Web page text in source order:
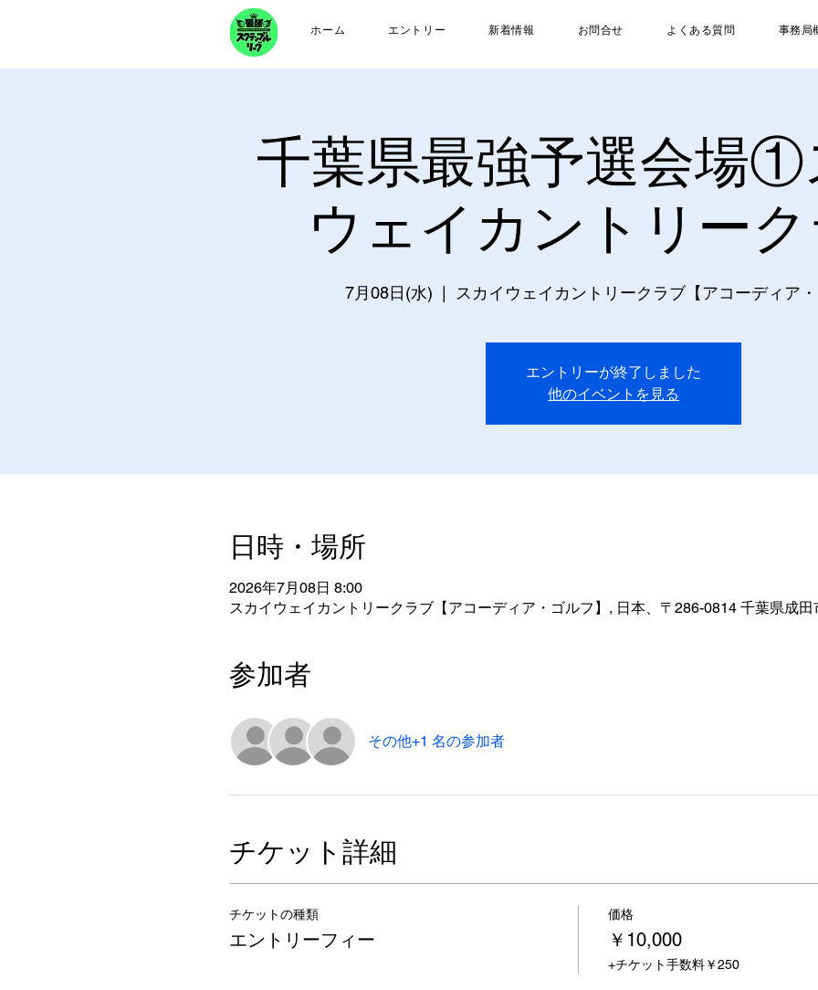
ホーム エントリー 新着情報 お問合せ よくある質問 事務局
千葉県最強予選会場①
ウェイカントリー
7月08日(水) スカイウェイカントリークラブ【アコーディア
エントリーが終了しました
他のイベントを見る
日時・場所
2026年7月08日 8:00
スカイウェイカントリークラブ【アコーディア・ゴルフ】, 日本、〒286-0814 千葉県成
参加者
その他+1 名の参加者
チケット詳細
チケットの種類
エントリーフィー
価格
￥10,000
+チケット手数料￥250